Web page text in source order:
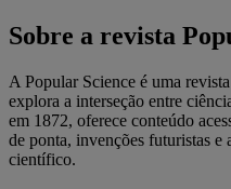
Sobre a revista
A Popular Science é uma
explora a interseção entre
em 1872, oferece conteúdo
de ponta, invenções futuristas e
científico.